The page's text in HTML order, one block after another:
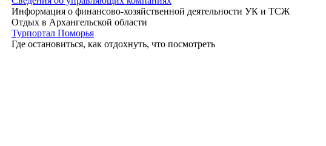
Информация о финансово-хозяйственной деятельности УК и ТСЖ
Отдых в Архангельской области
Турпортал Поморья
Где остановиться, как отдохнуть, что посмотреть